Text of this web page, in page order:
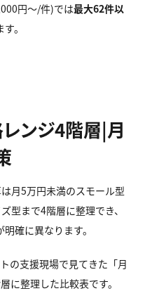
円〜/件)では最大62件以
。
ンジ4階層|月
月5万円未満のスモール型
型まで4階層に整理でき、
確に異なります。
の支援現場で見てきた「月
に整理した比較表です。